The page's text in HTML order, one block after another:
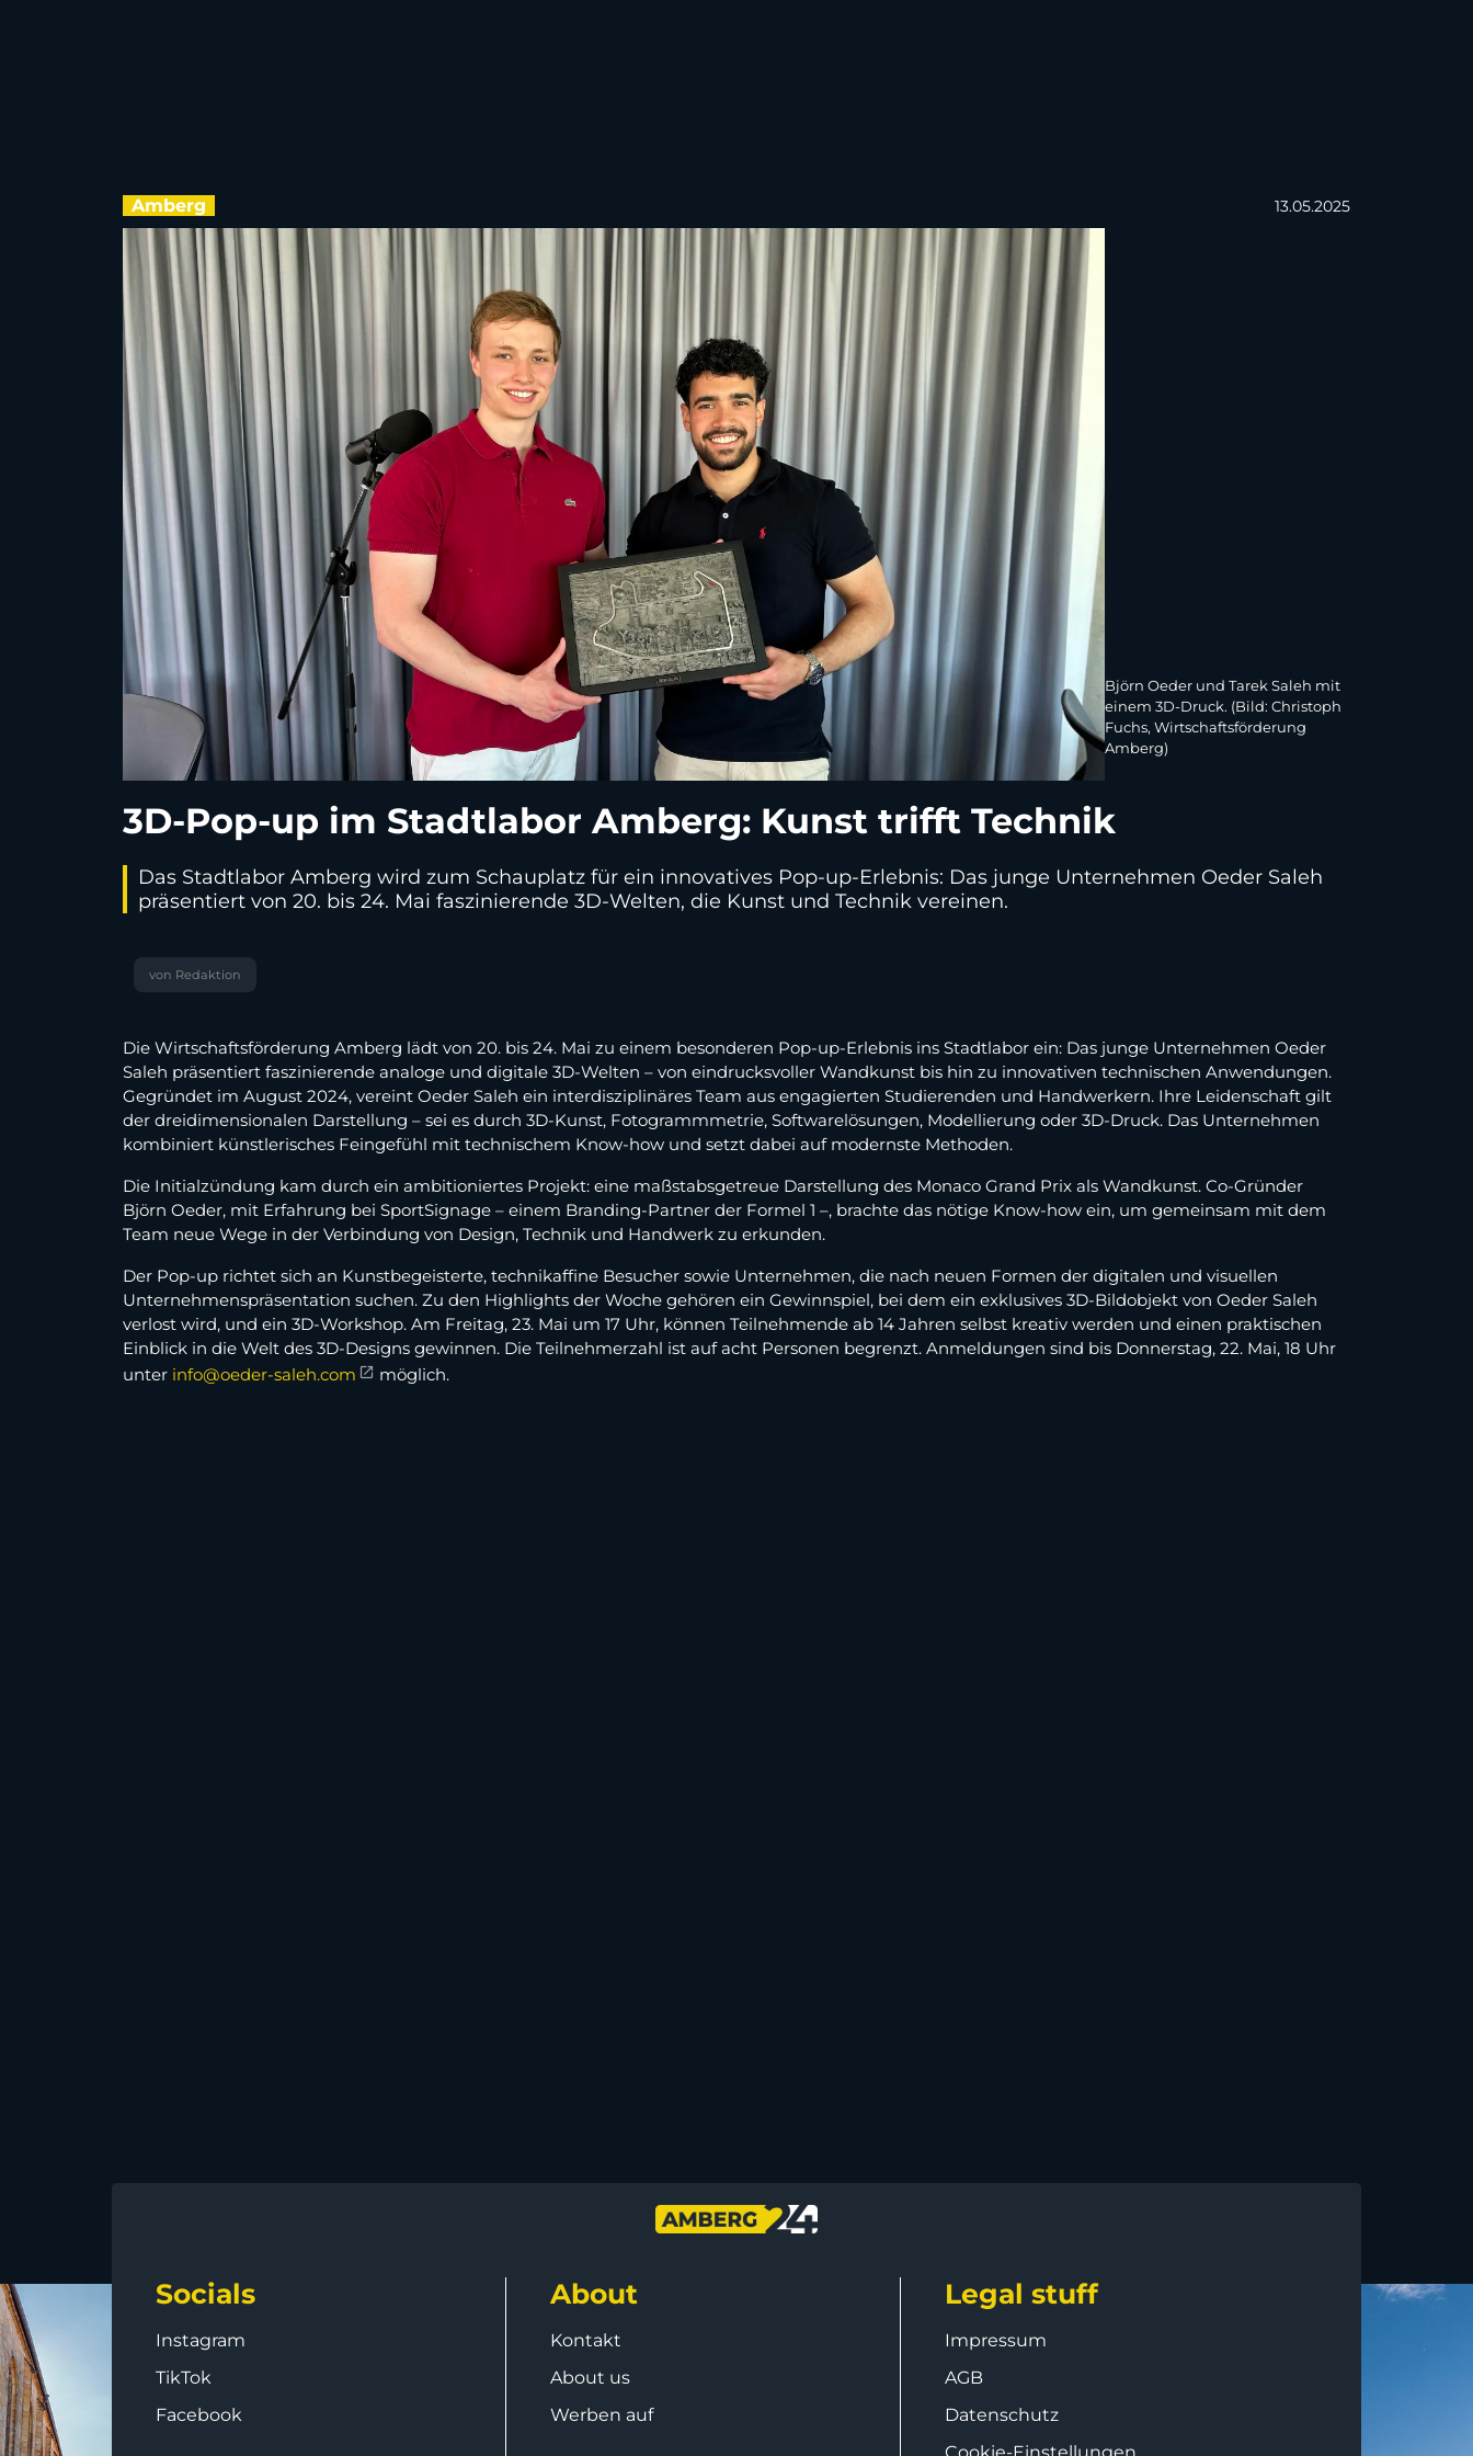
Amberg 13.05.2025
Björn Oeder und Tarek Saleh mit
einem 3D-Druck. (Bild: Christoph
Fuchs, Wirtschaftsförderung
Amberg)
3D-Pop-up im Stadtlabor Amberg: Kunst trifft Technik
Das Stadtlabor Amberg wird zum Schauplatz für ein innovatives Pop-up-Erlebnis: Das junge Unternehmen Oeder Saleh
präsentiert von 20. bis 24. Mai faszinierende 3D-Welten, die Kunst und Technik vereinen.
von Redaktion
Die Wirtschaftsförderung Amberg lädt von 20. bis 24. Mai zu einem besonderen Pop-up-Erlebnis ins Stadtlabor ein: Das junge Unternehmen Oeder
Saleh präsentiert faszinierende analoge und digitale 3D-Welten – von eindrucksvoller Wandkunst bis hin zu innovativen technischen Anwendungen.
Gegründet im August 2024, vereint Oeder Saleh ein interdisziplinäres Team aus engagierten Studierenden und Handwerkern. Ihre Leidenschaft gilt
der dreidimensionalen Darstellung – sei es durch 3D-Kunst, Fotogrammmetrie, Softwarelösungen, Modellierung oder 3D-Druck. Das Unternehmen
kombiniert künstlerisches Feingefühl mit technischem Know-how und setzt dabei auf modernste Methoden.
Die Initialzündung kam durch ein ambitioniertes Projekt: eine maßstabsgetreue Darstellung des Monaco Grand Prix als Wandkunst. Co-Gründer
Björn Oeder, mit Erfahrung bei SportSignage – einem Branding-Partner der Formel 1 –, brachte das nötige Know-how ein, um gemeinsam mit dem
Team neue Wege in der Verbindung von Design, Technik und Handwerk zu erkunden.
Der Pop-up richtet sich an Kunstbegeisterte, technikaffine Besucher sowie Unternehmen, die nach neuen Formen der digitalen und visuellen
Unternehmenspräsentation suchen. Zu den Highlights der Woche gehören ein Gewinnspiel, bei dem ein exklusives 3D-Bildobjekt von Oeder Saleh
verlost wird, und ein 3D-Workshop. Am Freitag, 23. Mai um 17 Uhr, können Teilnehmende ab 14 Jahren selbst kreativ werden und einen praktischen
Einblick in die Welt des 3D-Designs gewinnen. Die Teilnehmerzahl ist auf acht Personen begrenzt. Anmeldungen sind bis Donnerstag, 22. Mai, 18 Uhr
unter info@oeder-saleh.com möglich.
Socials
Instagram
TikTok
Facebook
About
Kontakt
About us
Werben auf
Legal stuff
Impressum
AGB
Datenschutz